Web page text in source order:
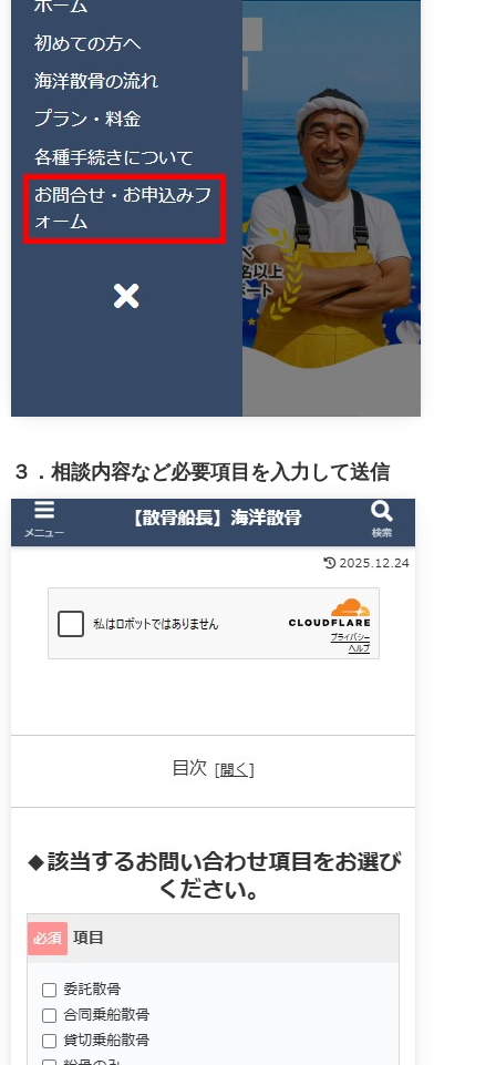
３．相談内容など必要項目を入力して送信